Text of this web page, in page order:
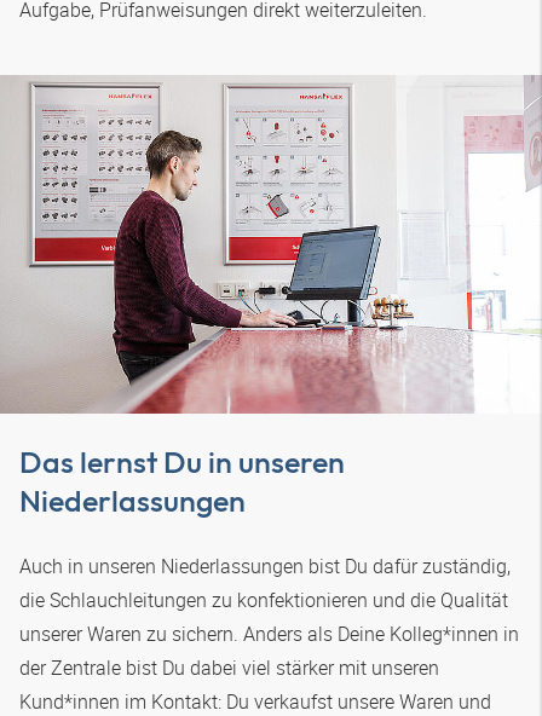
Aufgabe, Prüfanweisungen direkt weiterzuleiten.
Das lernst Du in unseren
Niederlassungen
Auch in unseren Niederlassungen bist Du dafür zuständig,
die Schlauchleitungen zu konfektionieren und die Qualität
unserer Waren zu sichern. Anders als Deine Kolleg*innen in
der Zentrale bist Du dabei viel stärker mit unseren
Kund*innen im Kontakt: Du verkaufst unsere Waren und